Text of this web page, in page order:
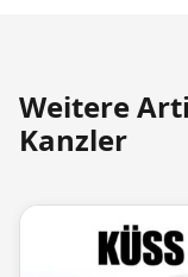
Weitere
Kanzler